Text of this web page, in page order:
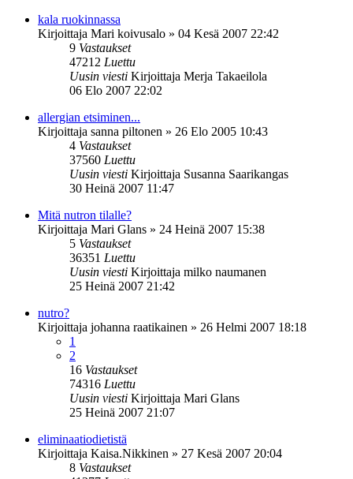
kala ruokinnassa
Kirjoittaja Mari koivusalo » 04 Kesä 2007 22:42
9 Vastaukset
47212 Luettu
Uusin viesti Kirjoittaja Merja Takaeilola
06 Elo 2007 22:02
allergian etsiminen...
Kirjoittaja sanna piltonen » 26 Elo 2005 10:43
4 Vastaukset
37560 Luettu
Uusin viesti Kirjoittaja Susanna Saarikangas
30 Heinä 2007 11:47
Mitä nutron tilalle?
Kirjoittaja Mari Glans » 24 Heinä 2007 15:38
5 Vastaukset
36351 Luettu
Uusin viesti Kirjoittaja milko naumanen
25 Heinä 2007 21:42
nutro?
Kirjoittaja johanna raatikainen » 26 Helmi 2007 18:18
1
2
16 Vastaukset
74316 Luettu
Uusin viesti Kirjoittaja Mari Glans
25 Heinä 2007 21:07
eliminaatiodietistä
Kirjoittaja Kaisa.Nikkinen » 27 Kesä 2007 20:04
8 Vastaukset